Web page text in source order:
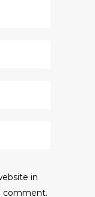
in
comment.